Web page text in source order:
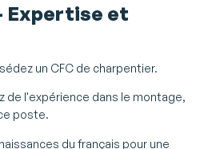
Expertise et
un CFC de charpentier.
de l'expérience dans le montage,
poste.
du français pour une